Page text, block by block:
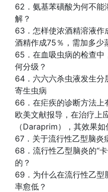
62．氨基苯磺酸为何不能
解？
63．怎样使浓酒精溶液作
酒精作成75％，需加多少
65．在血吸虫病的检查中
何分级？
64．六六六杀虫液发生分
寄生虫病
66．在疟疾的诊断方法上
欧美文献报导，在治疗上
（Daraprim），其效果
67．关于流行性乙型脑炎
68．流行性乙型脑炎的“
的？
69．为什么在流行性乙型
率愈低？